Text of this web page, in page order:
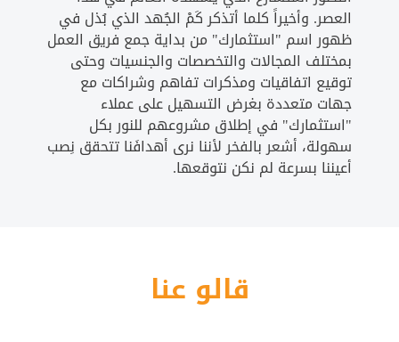
العصر. وأخيراً كلما أتذكر كَمْ الجُهد الذي بُذل في
ظهور اسم "استثمارك" من بداية جمع فريق العمل
بمختلف المجالات والتخصصات والجنسيات وحتى
توقيع اتفاقيات ومذكرات تفاهم وشراكات مع
جهات متعددة بغرض التسهيل على عملاء
"استثمارك" في إطلاق مشروعهم للنور بكل
سهولة، أشعر بالفخر لأننا نرى أهدافَنا تتحقق نِصب
أعيننا بسرعة لم نكن نتوقعها.
قالو عنا